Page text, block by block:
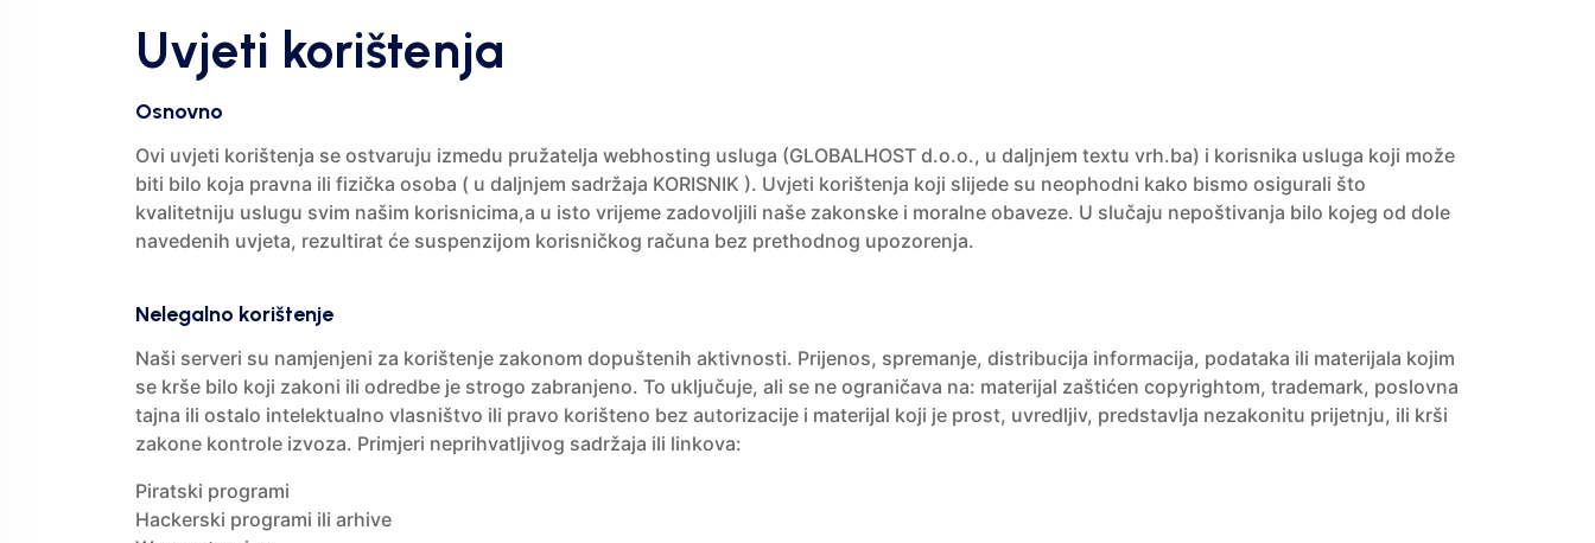
Uvjeti korištenja
Osnovno
Ovi uvjeti korištenja se ostvaruju izmedu pružatelja webhosting usluga (GLOBALHOST d.o.o., u daljnjem textu vrh.ba) i korisnika usluga koji može
biti bilo koja pravna ili fizička osoba ( u daljnjem sadržaja KORISNIK ). Uvjeti korištenja koji slijede su neophodni kako bismo osigurali što
kvalitetniju uslugu svim našim korisnicima,a u isto vrijeme zadovoljili naše zakonske i moralne obaveze. U slučaju nepoštivanja bilo kojeg od dole
navedenih uvjeta, rezultirat će suspenzijom korisničkog računa bez prethodnog upozorenja.
Nelegalno korištenje
Naši serveri su namjenjeni za korištenje zakonom dopuštenih aktivnosti. Prijenos, spremanje, distribucija informacija, podataka ili materijala kojim
se krše bilo koji zakoni ili odredbe je strogo zabranjeno. To uključuje, ali se ne ograničava na: materijal zaštićen copyrightom, trademark, poslovna
tajna ili ostalo intelektualno vlasništvo ili pravo korišteno bez autorizacije i materijal koji je prost, uvredljiv, predstavlja nezakonitu prijetnju, ili krši
zakone kontrole izvoza. Primjeri neprihvatljivog sadržaja ili linkova:
Piratski programi
Hackerski programi ili arhive